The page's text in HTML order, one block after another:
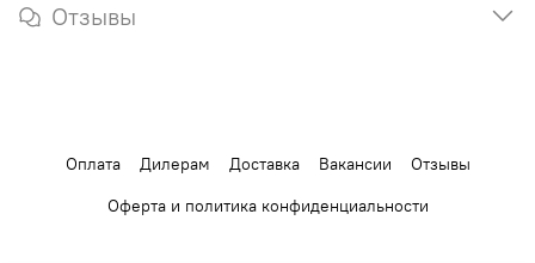
Отзывы
Оплата Дилерам Доставка Вакансии
Отзывы
Оферта и политика конфиденциальности